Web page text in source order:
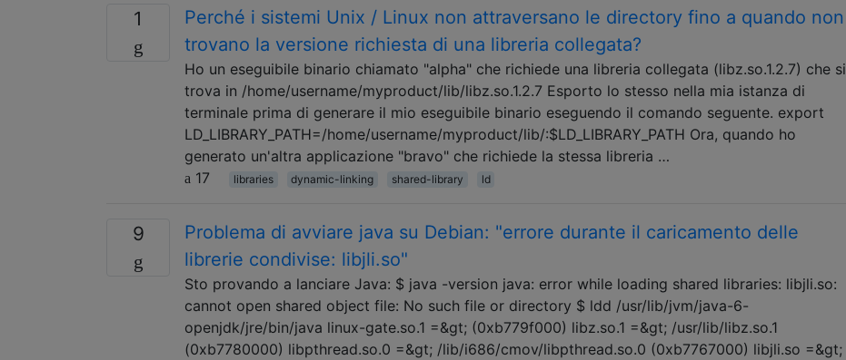
1
Perché i sistemi Unix / Linux non attraversano le directory fino a quando non
trovano la versione richiesta di una libreria collegata?
Ho un eseguibile binario chiamato "alpha" che richiede una libreria collegata (libz.so.1.2.7) che si
trova in /home/username/myproduct/lib/libz.so.1.2.7 Esporto lo stesso nella mia istanza di
terminale prima di generare il mio eseguibile binario eseguendo il comando seguente. export
LD_LIBRARY_PATH=/home/username/myproduct/lib/:$LD_LIBRARY_PATH Ora, quando ho
generato un'altra applicazione "bravo" che richiede la stessa libreria …
17
libraries dynamic-linking shared-library ld
9
Problema di avviare java su Debian: "errore durante il caricamento delle
librerie condivise: libjli.so"
Sto provando a lanciare Java: $ java -version java: error while loading shared libraries: libjli.so:
cannot open shared object file: No such file or directory $ ldd /usr/lib/jvm/java-6-
openjdk/jre/bin/java linux-gate.so.1 =&gt; (0xb779f000) libz.so.1 =&gt; /usr/lib/libz.so.1
(0xb7780000) libpthread.so.0 =&gt; /lib/i686/cmov/libpthread.so.0 (0xb7767000) libjli.so =&gt;